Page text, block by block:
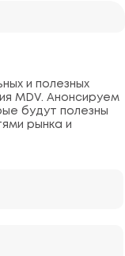
и полезных
MDV. Анонсируем
будут полезны
рынка и